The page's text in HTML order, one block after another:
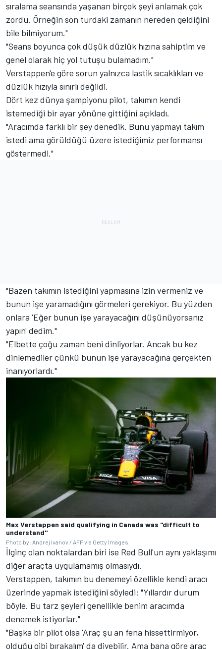
sıralama seansında yaşanan birçok şeyi anlamak çok
zordu. Örneğin son turdaki zamanın nereden geldiğini
bile bilmiyorum."
"Seans boyunca çok düşük düzlük hızına sahiptim ve
genel olarak hiç yol tutuşu bulamadım."
Verstappen'e göre sorun yalnızca lastik sıcaklıkları ve
düzlük hızıyla sınırlı değildi.
Dört kez dünya şampiyonu pilot, takımın kendi
istemediği bir ayar yönüne gittiğini açıkladı.
"Aracımda farklı bir şey denedik. Bunu yapmayı takım
istedi ama görüldüğü üzere istediğimiz performansı
göstermedi."
"Bazen takımın istediğini yapmasına izin vermeniz ve
bunun işe yaramadığını görmeleri gerekiyor. Bu yüzden
onlara 'Eğer bunun işe yarayacağını düşünüyorsanız
yapın' dedim."
"Elbette çoğu zaman beni dinliyorlar. Ancak bu kez
dinlemediler çünkü bunun işe yarayacağına gerçekten
inanıyorlardı."
Max Verstappen said qualifying in Canada was "difficult to
understand"
Photo by: Andrej Ivanov / AFP via Getty Images
İlginç olan noktalardan biri ise Red Bull'un aynı yaklaşımı
diğer araçta uygulamamış olmasıydı.
Verstappen, takımın bu denemeyi özellikle kendi aracı
üzerinde yapmak istediğini söyledi: "Yıllardır durum
böyle. Bu tarz şeyleri genellikle benim aracımda
denemek istiyorlar."
"Başka bir pilot olsa 'Araç şu an fena hissettirmiyor,
olduğu gibi bırakalım' da diyebilir. Ama bana göre araç